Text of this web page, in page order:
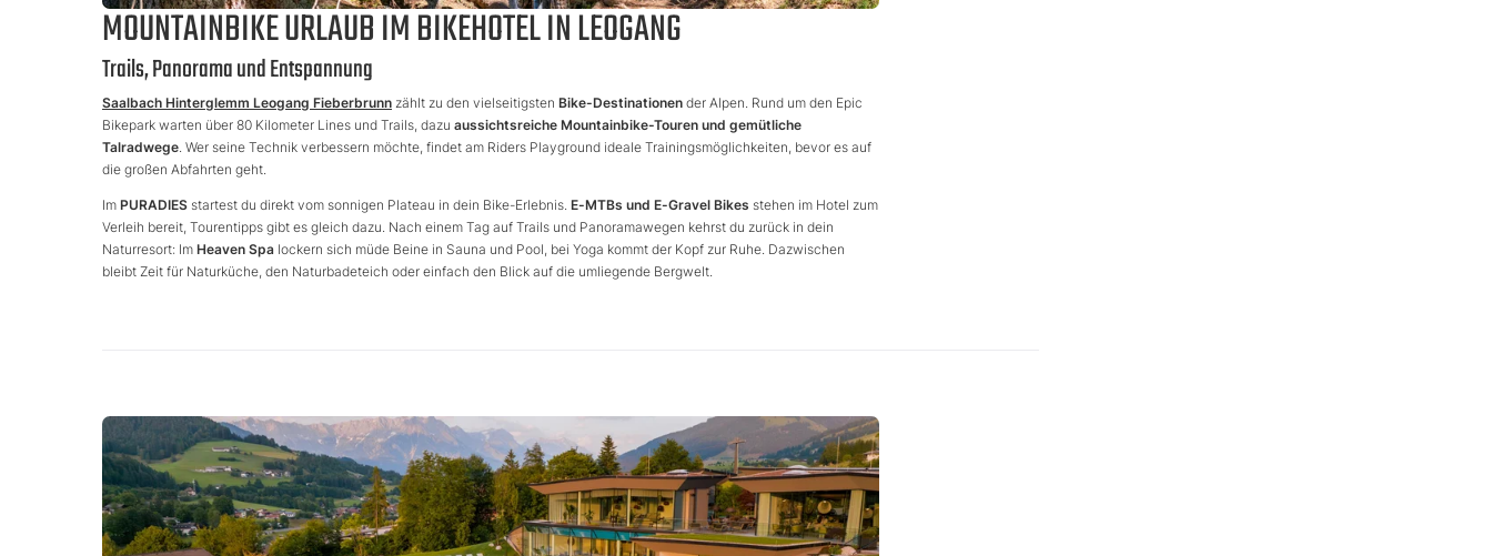
MOUNTAINBIKE URLAUB IM BIKEHOTEL IN LEOGANG
Trails, Panorama und Entspannung
Saalbach Hinterglemm Leogang Fieberbrunn zählt zu den vielseitigsten Bike-Destinationen der Alpen. Rund um den Epic
Bikepark warten über 80 Kilometer Lines und Trails, dazu aussichtsreiche Mountainbike-Touren und gemütliche
Talradwege . Wer seine Technik verbessern möchte, findet am Riders Playground ideale Trainingsmöglichkeiten, bevor es auf
die großen Abfahrten geht.
Im PURADIES startest du direkt vom sonnigen Plateau in dein Bike-Erlebnis. E-MTBs und E-Gravel Bikes stehen im Hotel zum
Verleih bereit, Tourentipps gibt es gleich dazu. Nach einem Tag auf Trails und Panoramawegen kehrst du zurück in dein
Naturresort: Im Heaven Spa lockern sich müde Beine in Sauna und Pool, bei Yoga kommt der Kopf zur Ruhe. Dazwischen
bleibt Zeit für Naturküche, den Naturbadeteich oder einfach den Blick auf die umliegende Bergwelt.